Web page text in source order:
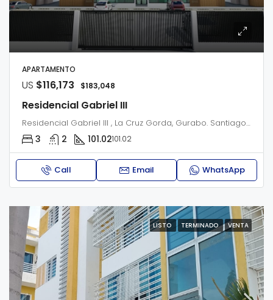
APARTAMENTO
US $116,173 $183,048
Residencial Gabriel III
Residencial Gabriel III , La Cruz Gorda, Gurabo. Santiago de los caballeros
3 2 101.02101.02
Call Email WhatsApp
LISTO TERMINADO VENTA